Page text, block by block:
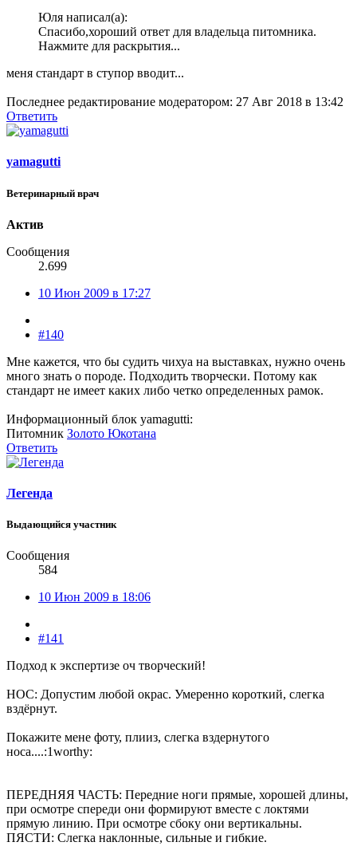
Юля написал(а):
Спасибо,хороший ответ для владельца питомника.
Нажмите для раскрытия...
меня стандарт в ступор вводит...
Последнее редактирование модератором: 27 Авг 2018 в 13:42
Ответить
yamagutti
Ветеринарный врач
Актив
Сообщения
2.699
10 Июн 2009 в 17:27
#140
Мне кажется, что бы судить чихуа на выставках, нужно очень
много знать о породе. Подходить творчески. Потому как
стандарт не имеет каких либо четко определенных рамок.
Информационный блок yamagutti:
Питомник Золото Юкотана
Ответить
Легенда
Выдающийся участник
Сообщения
584
10 Июн 2009 в 18:06
#141
Подход к экспертизе оч творческий!
НОС: Допустим любой окрас. Умеренно короткий, слегка
вздёрнут.
Покажите мене фоту, плииз, слегка вздернутого
носа....:1worthy:
ПЕРЕДНЯЯ ЧАСТЬ: Передние ноги прямые, хорошей длины,
при осмотре спереди они формируют вместе с локтями
прямую линию. При осмотре сбоку они вертикальны.
ПЯСТИ: Слегка наклонные, сильные и гибкие.